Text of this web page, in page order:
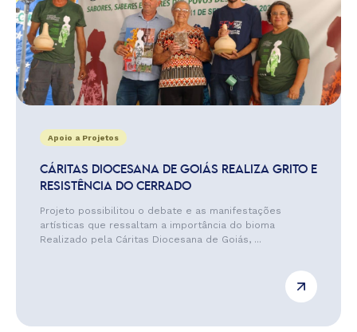
Apoio a Projetos
CÁRITAS DIOCESANA DE GOIÁS REALIZA GRITO E
RESISTÊNCIA DO CERRADO
Projeto possibilitou o debate e as manifestações
artísticas que ressaltam a importância do bioma
Realizado pela Cáritas Diocesana de Goiás, ...